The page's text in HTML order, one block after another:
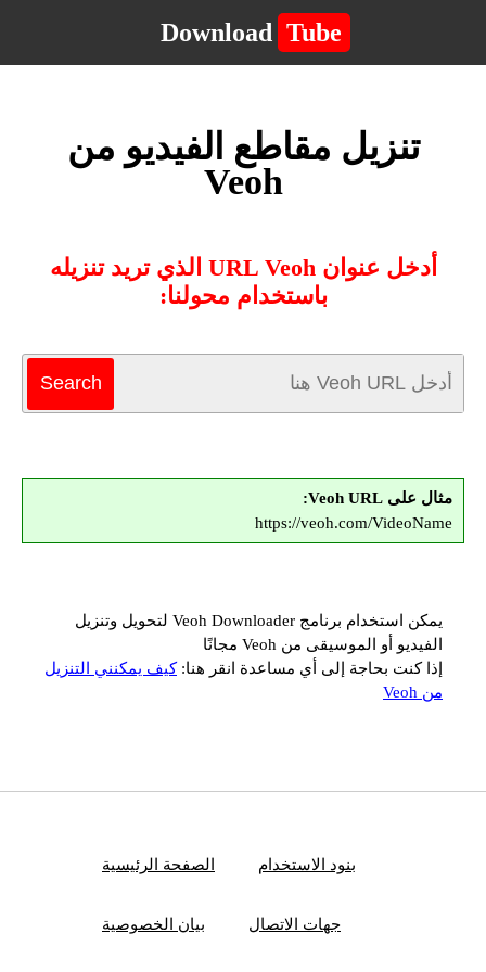
Download Tube
تنزيل مقاطع الفيديو من
Veoh
أدخل عنوان URL Veoh الذي تريد تنزيله
باستخدام محولنا:
مثال على Veoh URL:
https://veoh.com/VideoName
يمكن استخدام برنامج Veoh Downloader لتحويل وتنزيل
الفيديو أو الموسيقى من Veoh مجانًا
إذا كنت بحاجة إلى أي مساعدة انقر هنا:كيف يمكنني التنزيل
من Veoh
الصفحة الرئيسية بنود الاستخدام
بيان الخصوصية جهات الاتصال